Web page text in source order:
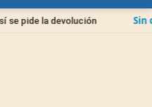
devolución Sin categoría